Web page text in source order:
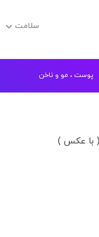
سلامت
پوست ، مو و ناخن